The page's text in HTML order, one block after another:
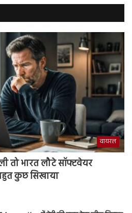
वायरल
तो भारत लौटे सॉफ्टवेयर
कुछ सिखाया